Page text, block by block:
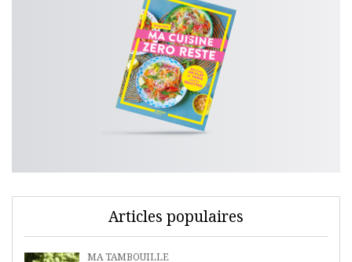
Articles populaires
MA TAMBOUILLE